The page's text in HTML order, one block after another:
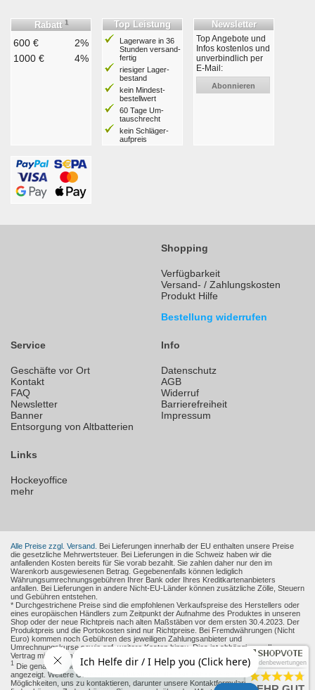
Rabatt 1
600 €
2%
1000 €
4%
Top Leistung
Lagerware in 36
Stunden ver­sand­
fertig
riesiger Lager­
bestand
kein Mindest­
bestell­wert
60 Tage Um­
tausch­recht
kein Schläger­
aufpreis
Newsletter
Top Angebote und
Infos kostenlos und
unverbindlich per
E-Mail:
Abonnieren
Shopping
Verfügbarkeit
Versand- / Zahlungskosten
Produkt Hilfe
Bestellung widerrufen
Service
Geschäfte vor Ort
Kontakt
FAQ
Newsletter
Banner
Entsorgung von Altbatterien
Info
Datenschutz
AGB
Widerruf
Barrierefreiheit
Impressum
Links
Hockeyoffice
mehr
Alle Preise zzgl. Versand. Bei Lieferungen innerhalb der EU enthalten unsere Preise
die gesetzliche Mehrwertsteuer. Bei Lieferungen in die Schweiz haben wir die
anfallenden Kosten bereits für Sie vorab bezahlt. Sie zahlen daher nur den im
Warenkorb ausgewiesenen Betrag. Gegebenenfalls können lediglich
Währungsumrechnungsgebühren Ihrer Bank oder Ihres Kreditkartenanbieters
anfallen. Bei Lieferungen in andere Nicht-EU-Länder können zusätzliche Zölle, Steuern
und Gebühren entstehen.
* Durchgestrichene Preise sind die empfohlenen Verkaufspreise des Herstellers oder
eines europäischen Händlers zum Zeitpunkt der Aufnahme des Produktes in unseren
Shop oder der neue Richtpreis nach alten Maßstäben vor dem ersten 30.4.2023. Der
Produktpreis und die Portokosten sind nur Richtpreise. Bei Fremdwährungen (Nicht
Euro) kommen noch Gebühren des jeweiligen Zahlungsanbieter und
Umrechnungskurse sowie ggf. weitere Kosten hinzu. Dies ist abhängig von Ihren
Vertrag mit den Zahlungsanbieter.
1 Die genaue Höhe des Rabattes wird Ihnen auf der Produkt-Seite und im Warenkorb
angezeigt. Weitere Online-Kommunikationsmittel: Sie haben verschiedene
Möglichkeiten, uns zu kontaktieren, darunter unsere Kontaktformulare, die Siehier
Kundenbewertungen